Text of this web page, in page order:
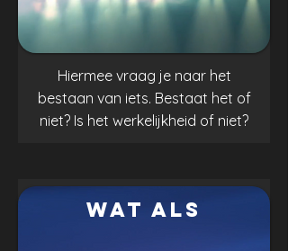
Hiermee vraag je naar het
bestaan van iets. Bestaat het of
niet? Is het werkelijkheid of niet?
.
WAT ALS